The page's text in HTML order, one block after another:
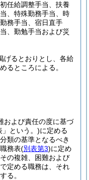
任給調整手当、扶養
、特殊勤務手当、時
務手当、宿日直手
、勤勉手当および災
げるとおりとし、各給
るところによる。
および責任の度に基づ
」という。)に定める
類の基準となるべき
務表(別表第3)に定め
の複雑、困難および
定める職務は、それ
る。